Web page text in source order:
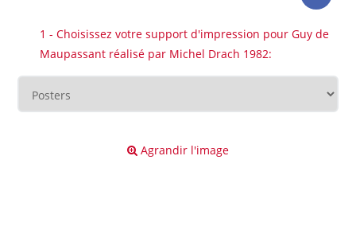
1 - Choisissez votre support d'impression pour Guy de
Maupassant réalisé par Michel Drach 1982:
Agrandir l'image